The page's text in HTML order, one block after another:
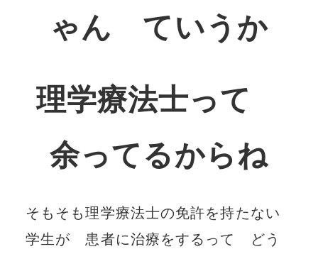
ゃん ていうか
理学療法士って
余ってるからね
そもそも理学療法士の免許を持たない
学生が 患者に治療をするって どう